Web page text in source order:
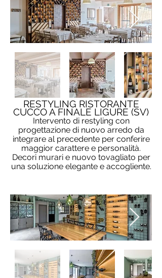
RESTYLING RISTORANTE
CUCCO A FINALE LIGURE (SV)
Intervento di restyling con
progettazione di nuovo arredo da
integrare al precedente per conferire
maggior carattere e personalità.
Decori murari e nuovo tovagliato per
una soluzione elegante e accogliente.